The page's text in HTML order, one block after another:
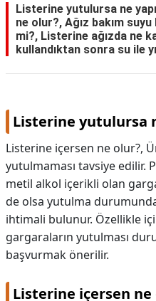
KAMP
ALANLARI
İLETİŞİM
Listerine yutulursa ne
ne olur?, Ağız bakım
mi?, Listerine ağızda ne
kullandıktan sonra su ile
Listerine yutulursa
Listerine içersen ne olur?,
yutulmaması tavsiye edilir.
metil alkol içerikli olan
de olsa yutulma
ihtimali bulunur. Özellikle
gargaraların yutulması
başvurmak önerilir.
Listerine içersen ne